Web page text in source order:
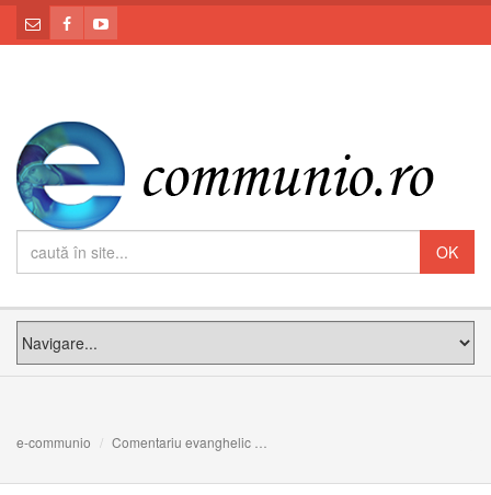
e-communio Comentariu evanghelic